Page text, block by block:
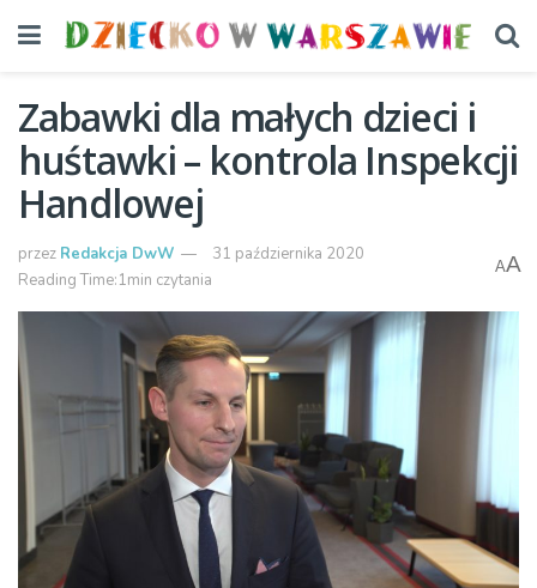
Zabawki dla małych dzieci i
huśtawki – kontrola Inspekcji
Handlowej
przez Redakcja DwW
31 października 2020
Reading Time:1min czytania
AA